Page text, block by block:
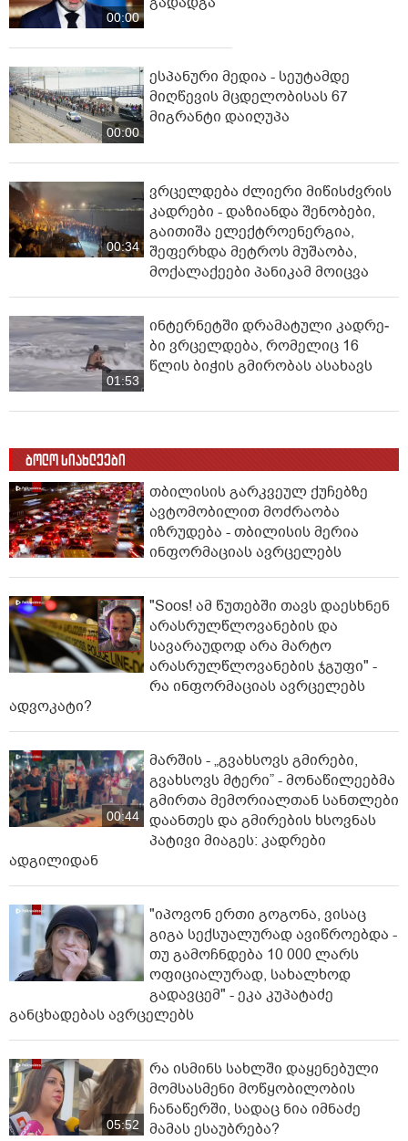
00:00
00:00
ესპანური მედია - სეუტამდე
მიღწევის მცდელობისას 67
მიგრანტი დაიღუპა
00:34
ვრცელდება ძლიერი მიწისძვრის
კადრები - დაზიანდა შენობები,
გაითიშა ელექტროენერგია,
შეფერხდა მეტროს მუშაობა,
მოქალაქეები პანიკამ მოიცვა
01:53
ინ­ტერ­ნეტ­ში დრა­მა­ტუ­ლი კად­რე­
ბი ვრცელდება, რომელიც 16
წლის ბიჭის გმირობას ასახავს
ბოლო სიახლეები
თბილისის გარკვეულ ქუჩებზე
ავტომობილით მოძრაობა
იზრუდება - თბილისის მერია
ინფორმაციას ავრცელებს
"Soos! ამ წუთებში თავს დაესხნენ
არასრულწლოვანების და
სავარაუდოდ არა მარტო
არასრულწლოვანების ჯგუფი" -
რა ინფორმაციას ავრცელებს
ადვოკატი?
00:44
მარშის - „გვახსოვს გმირები,
გვახსოვს მტერი” - მონაწილეებმა
გმირთა მემორიალთან სანთლები
დაანთეს და გმირების ხსოვნას
პატივი მიაგეს: კადრები
ადგილიდან
"იპოვონ ერთი გოგონა, ვისაც
გიგა სექსუალურად ავიწროებდა -
თუ გამოჩნდება 10 000 ლარს
ოფიციალურად, სახალხოდ
გადავცემ" - ეკა კუპატაძე
განცხადებას ავრცელებს
05:52
რა ისმინს სახლში დაყენებული
მომსასმენი მოწყობილობის
ჩანაწერში, სადაც ნია იმნაძე
მამას ესაუბრება?